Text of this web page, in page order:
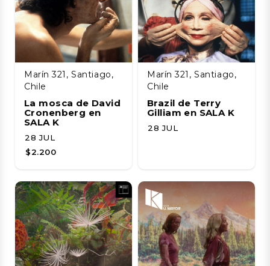
Marín 321, Santiago,
Chile
La mosca de David
Cronenberg en
SALA K
28 JUL
$2.200
Marín 321, Santiago,
Chile
Brazil de Terry
Gilliam en SALA K
28 JUL